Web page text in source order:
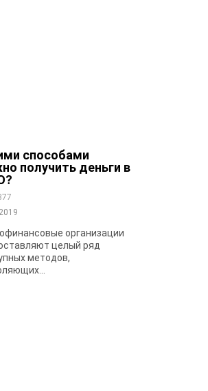
способами
получить деньги в
организации
целый ряд
методов,